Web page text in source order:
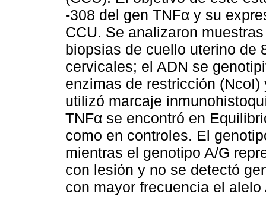
-308 del gen TNFα y su
CCU. Se analizaron
biopsias de cuello uterino de
cervicales; el ADN se
enzimas de restricción
utilizó marcaje
TNFα se encontró en
como en controles. El
mientras el genotipo A/G
con lesión y no se detectó
con mayor frecuencia el